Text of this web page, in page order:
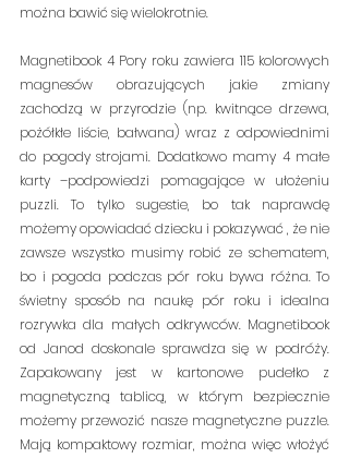
można bawić się wielokrotnie.
Magnetibook 4 Pory roku zawiera 115 kolorowych
magnesów obrazujących jakie zmiany
zachodzą w przyrodzie (np. kwitnące drzewa,
pożółkłe liście, bałwana) wraz z odpowiednimi
do pogody strojami. Dodatkowo mamy 4 małe
karty –podpowiedzi pomagające w ułożeniu
puzzli. To tylko sugestie, bo tak naprawdę
możemy opowiadać dziecku i pokazywać , że nie
zawsze wszystko musimy robić ze schematem,
bo i pogoda podczas pór roku bywa różna. To
świetny sposób na naukę pór roku i idealna
rozrywka dla małych odkrywców. Magnetibook
od Janod doskonale sprawdza się w podróży.
Zapakowany jest w kartonowe pudełko z
magnetyczną tablicą, w którym bezpiecznie
możemy przewozić nasze magnetyczne puzzle.
Mają kompaktowy rozmiar, można więc włożyć